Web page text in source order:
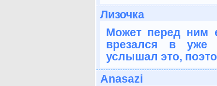
Лизочка
Может перед ним
врезался в уже
услышал это,
Anasazi